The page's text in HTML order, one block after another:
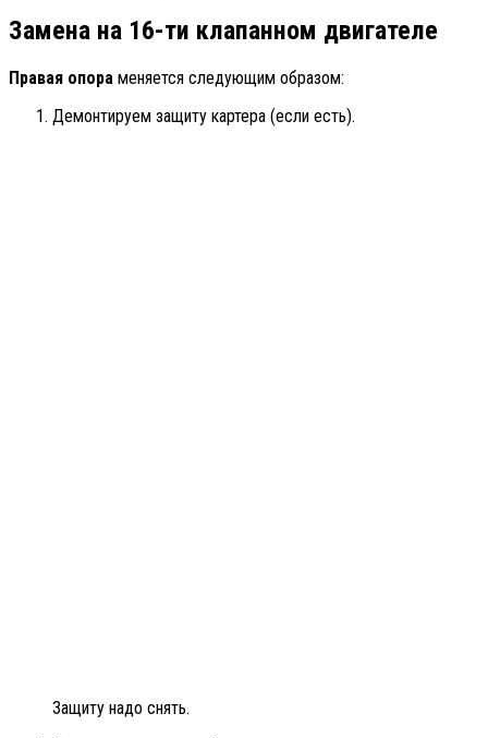
Замена на 16-ти клапанном двигателе
Правая опора меняется следующим образом:
Демонтируем защиту картера (если есть).
Защиту надо снять.